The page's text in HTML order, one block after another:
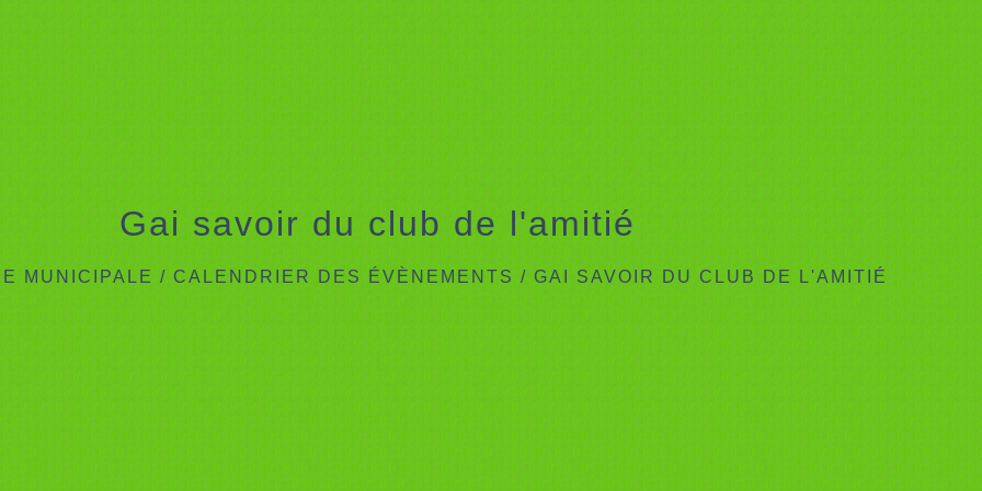
Gai savoir du club de l'amitié
MUNICIPALE/CALENDRIER DES ÉVÈNEMENTS/GAI SAVOIR DU CLUB DE L'AMITIÉ